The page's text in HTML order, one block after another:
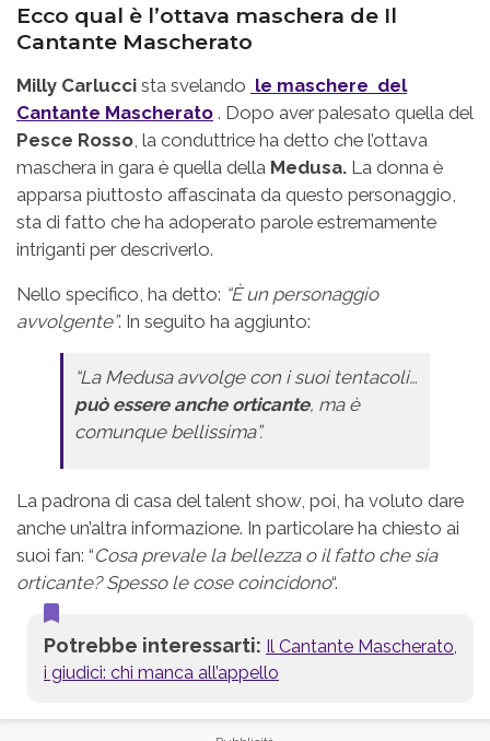
Ecco qual è l’ottava maschera de Il
Cantante Mascherato
Milly Carlucci sta svelando le maschere del
Cantante Mascherato . Dopo aver palesato quella del
Pesce Rosso , la conduttrice ha detto che l’ottava
maschera in gara è quella della Medusa. La donna è
apparsa piuttosto affascinata da questo personaggio,
sta di fatto che ha adoperato parole estremamente
intriganti per descriverlo.
Nello specifico, ha detto: “È un personaggio
avvolgente”. In seguito ha aggiunto:
“La Medusa avvolge con i suoi tentacoli…
può essere anche orticante, ma è
comunque bellissima”.
La padrona di casa del talent show, poi, ha voluto dare
anche un’altra informazione. In particolare ha chiesto ai
suoi fan: “Cosa prevale la bellezza o il fatto che sia
orticante? Spesso le cose coincidono“.
Potrebbe interessarti: Il Cantante Mascherato,
i giudici: chi manca all’appello